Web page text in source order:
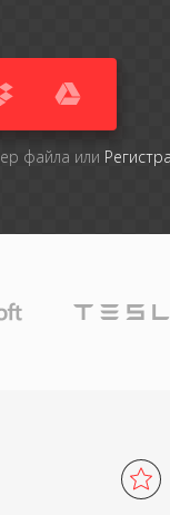
файла или